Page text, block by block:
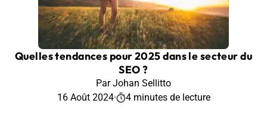
Quelles tendances pour 2025 dans le secteur du
SEO ?
Par Johan Sellitto
16 Août 2024· 4 minutes de lecture